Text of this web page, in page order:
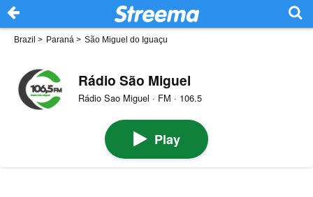
Brazil > Paraná > São Miguel do Iguaçu
Rádio São Miguel
Rádio Sao Miguel · FM · 106.5
Play